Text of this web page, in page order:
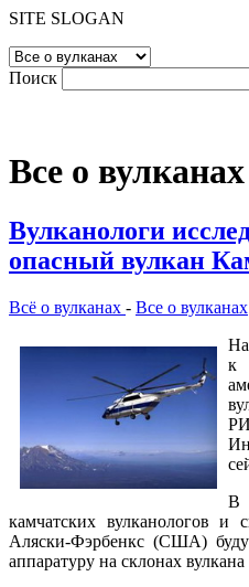
SITE SLOGAN
Поиск
Все о вулканах
Вулканологи
опасный вулкан
Всё о вулканах - Все о вулканах
На
к
В
камчатских вулканологов и
Аляски-Фэрбенкс (США)
аппаратуру на склонах